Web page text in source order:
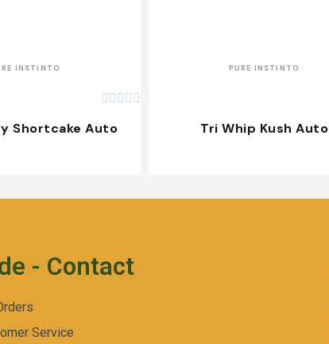
INSTINTO
    
Shortcake Auto
PURE INSTINTO
Tri Whip Kush Auto
- Contact
Service